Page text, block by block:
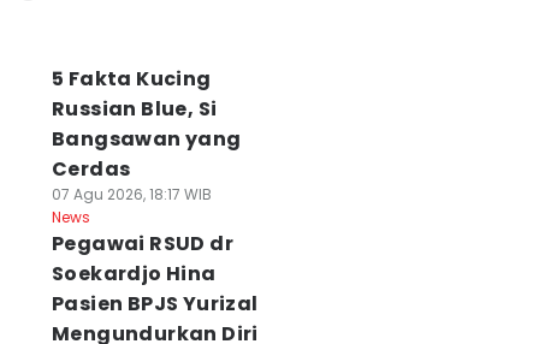
5 Fakta Kucing
Russian Blue, Si
Bangsawan yang
Cerdas
07 Agu 2026, 18:17 WIB
News
Pegawai RSUD dr
Soekardjo Hina
Pasien BPJS Yurizal
Mengundurkan Diri